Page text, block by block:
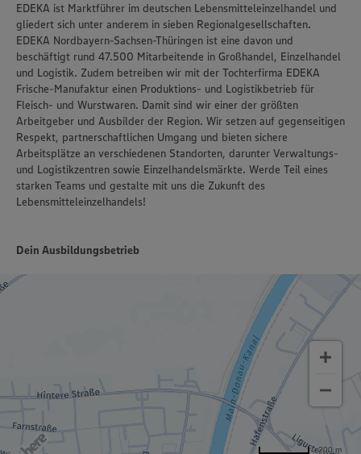
EDEKA ist Marktführer im deutschen Lebensmitteleinzelhandel und
gliedert sich unter anderem in sieben Regionalgesellschaften.
EDEKA Nordbayern-Sachsen-Thüringen ist eine davon und
beschäftigt rund 47.500 Mitarbeitende in Großhandel, Einzelhandel
und Logistik. Zudem betreiben wir mit der Tochterfirma EDEKA
Frische-Manufaktur einen Produktions- und Logistikbetrieb für
Fleisch- und Wurstwaren. Damit sind wir einer der größten
Arbeitgeber und Ausbilder der Region. Wir setzen auf gegenseitigen
Respekt, partnerschaftlichen Umgang und bieten sichere
Arbeitsplätze an verschiedenen Standorten, darunter Verwaltungs-
und Logistikzentren sowie Einzelhandelsmärkte. Werde Teil eines
starken Teams und gestalte mit uns die Zukunft des
Lebensmitteleinzelhandels!
Dein Ausbildungsbetrieb
200 m